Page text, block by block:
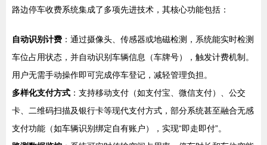
路边停车收费系统集成了多项先进技术，其核心功能包括：
自动识别计费 ：通过摄像头、传感器或地磁检测，系统能实时检测
车位占用状态，并自动识别车辆信息（车牌号），触发计费机制。
用户无需手动操作即可完成停车登记，减轻管理负担。
多样化支付方式 ：支持移动支付（如支付宝、微信支付）、公交
卡、二维码扫描及银行卡等现代支付方式，部分系统甚至融合无感
支付功能（如车辆识别绑定自有账户），实现“即走即付”。